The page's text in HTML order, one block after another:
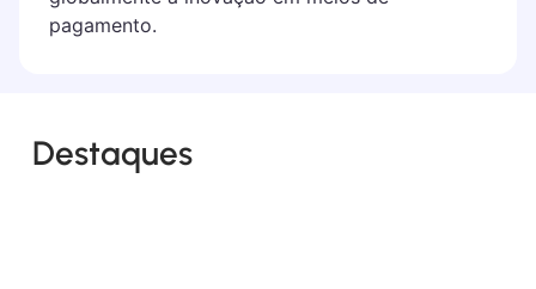
pagamento.
Destaques